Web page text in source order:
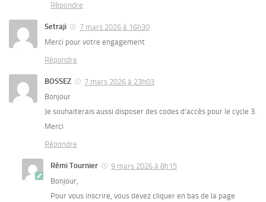
Répondre
Setraji
7 mars 2026 à 16h30
Merci pour votre engagement
Répondre
BOSSEZ
7 mars 2026 à 23h03
Bonjour
Je souhaiterais aussi disposer des codes d’accès pour le cycle 3.
Merci
Répondre
Rémi Tournier
9 mars 2026 à 8h15
Bonjour,
Pour vous inscrire, vous devez cliquer en bas de la page